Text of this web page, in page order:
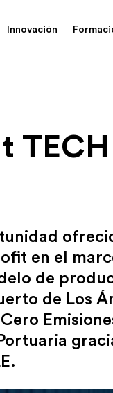
Innovación
en el
de
de Los